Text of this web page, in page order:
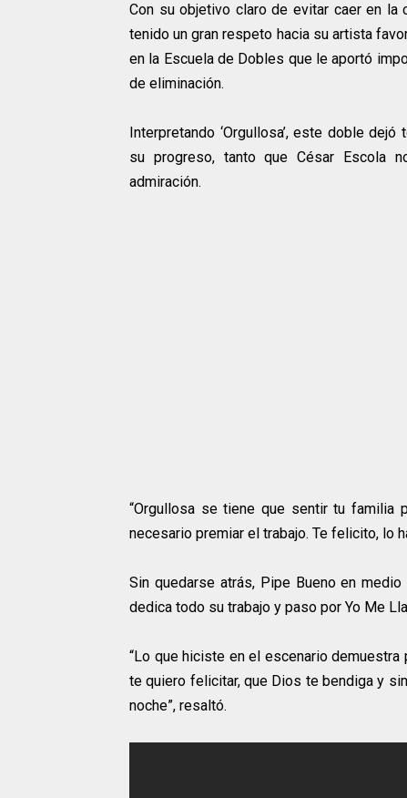
Con su objetivo claro de evitar caer en la
tenido un gran respeto hacia su artista
en la Escuela de Dobles que le aportó
de eliminación.
Interpretando ‘Orgullosa’, este doble
su progreso, tanto que César Escola
admiración.
“Orgullosa se tiene que sentir tu
necesario premiar el trabajo. Te felicito, lo
Sin quedarse atrás, Pipe Bueno en
dedica todo su trabajo y paso por Yo Me
“Lo que hiciste en el escenario
te quiero felicitar, que Dios te bendiga y
noche”, resaltó.